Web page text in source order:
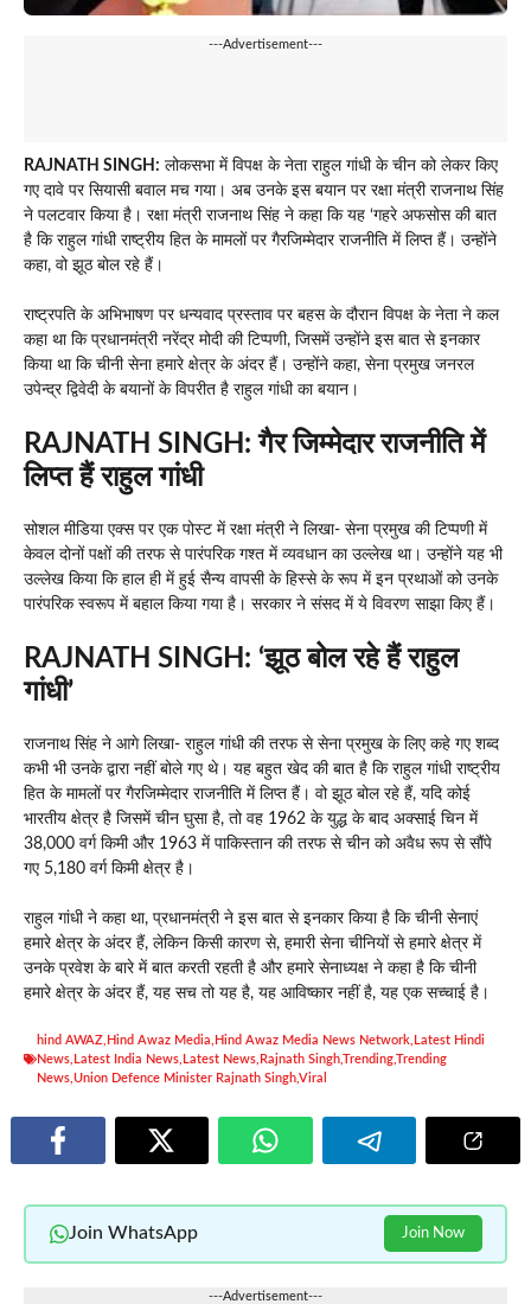
---Advertisement---
RAJNATH SINGH: लोकसभा में विपक्ष के नेता राहुल गांधी के चीन को लेकर किए
गए दावे पर सियासी बवाल मच गया। अब उनके इस बयान पर रक्षा मंत्री राजनाथ सिंह
ने पलटवार किया है। रक्षा मंत्री राजनाथ सिंह ने कहा कि यह ‘गहरे अफसोस की बात
है कि राहुल गांधी राष्ट्रीय हित के मामलों पर गैरजिम्मेदार राजनीति में लिप्त हैं। उन्होंने
कहा, वो झूठ बोल रहे हैं।
राष्ट्रपति के अभिभाषण पर धन्यवाद प्रस्ताव पर बहस के दौरान विपक्ष के नेता ने कल
कहा था कि प्रधानमंत्री नरेंद्र मोदी की टिप्पणी, जिसमें उन्होंने इस बात से इनकार
किया था कि चीनी सेना हमारे क्षेत्र के अंदर हैं। उन्होंने कहा, सेना प्रमुख जनरल
उपेन्द्र द्विवेदी के बयानों के विपरीत है राहुल गांधी का बयान।
RAJNATH SINGH: गैर जिम्मेदार राजनीति में
लिप्त हैं राहुल गांधी
सोशल मीडिया एक्स पर एक पोस्ट में रक्षा मंत्री ने लिखा- सेना प्रमुख की टिप्पणी में
केवल दोनों पक्षों की तरफ से पारंपरिक गश्त में व्यवधान का उल्लेख था। उन्होंने यह भी
उल्लेख किया कि हाल ही में हुई सैन्य वापसी के हिस्से के रूप में इन प्रथाओं को उनके
पारंपरिक स्वरूप में बहाल किया गया है। सरकार ने संसद में ये विवरण साझा किए हैं।
RAJNATH SINGH: ‘झूठ बोल रहे हैं राहुल
गांधी’
राजनाथ सिंह ने आगे लिखा- राहुल गांधी की तरफ से सेना प्रमुख के लिए कहे गए शब्द
कभी भी उनके द्वारा नहीं बोले गए थे। यह बहुत खेद की बात है कि राहुल गांधी राष्ट्रीय
हित के मामलों पर गैरजिम्मेदार राजनीति में लिप्त हैं। वो झूठ बोल रहे हैं, यदि कोई
भारतीय क्षेत्र है जिसमें चीन घुसा है, तो वह 1962 के युद्ध के बाद अक्साई चिन में
38,000 वर्ग किमी और 1963 में पाकिस्तान की तरफ से चीन को अवैध रूप से सौंपे
गए 5,180 वर्ग किमी क्षेत्र है।
राहुल गांधी ने कहा था, प्रधानमंत्री ने इस बात से इनकार किया है कि चीनी सेनाएं
हमारे क्षेत्र के अंदर हैं, लेकिन किसी कारण से, हमारी सेना चीनियों से हमारे क्षेत्र में
उनके प्रवेश के बारे में बात करती रहती है और हमारे सेनाध्यक्ष ने कहा है कि चीनी
हमारे क्षेत्र के अंदर हैं, यह सच तो यह है, यह आविष्कार नहीं है, यह एक सच्चाई है।
hind AWAZ Hind Awaz Media Hind Awaz Media News Network Latest Hindi
News Latest India News Latest News Rajnath SinghTrendingTrending
News Union Defence Minister Rajnath SinghViral
Join WhatsApp Join Now
---Advertisement---